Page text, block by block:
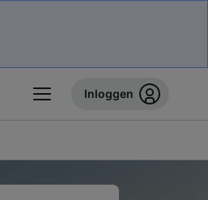
Inloggen